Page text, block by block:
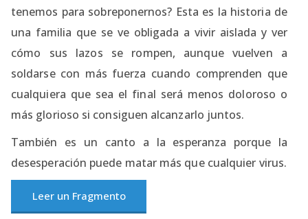
tenemos para sobreponernos? Esta es la historia de
una familia que se ve obligada a vivir aislada y ver
cómo sus lazos se rompen, aunque vuelven a
soldarse con más fuerza cuando comprenden que
cualquiera que sea el final será menos doloroso o
más glorioso si consiguen alcanzarlo juntos.
También es un canto a la esperanza porque la
desesperación puede matar más que cualquier virus.
Leer un Fragmento